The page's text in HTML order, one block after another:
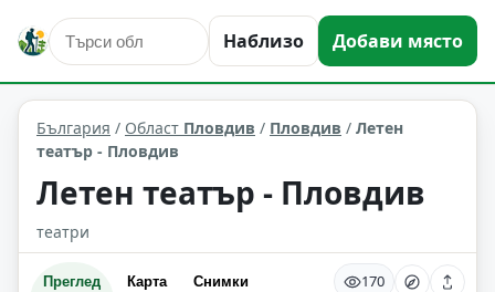
Наблизо Добави място
култура и изкуство Пловдив Област: Пловдив
България / Област Пловдив / Пловдив / Летен
театър - Пловдив
Летен театър - Пловдив
театри
Преглед Карта Снимки 170